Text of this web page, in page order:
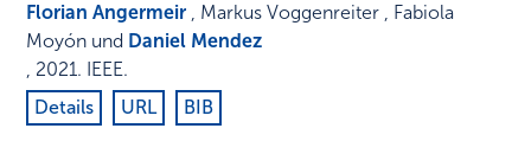
Florian Angermeir , Markus Voggenreiter , Fabiola
Moyón und Daniel Mendez
, 2021. IEEE.
Details
URL BIB